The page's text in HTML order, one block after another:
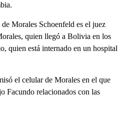
Morales Schoenfeld es el juez
quien llegó a Bolivia en los
quien está internado en un hospital
el celular de Morales en el que
Facundo relacionados con las